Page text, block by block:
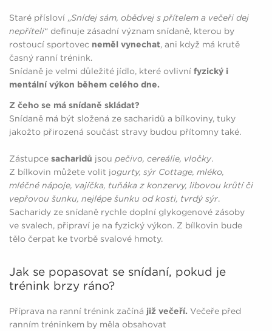
Staré přísloví „Snídej sám, obědvej s přítelem a večeři dej
nepříteli“ definuje zásadní význam snídaně, kterou by
rostoucí sportovec neměl vynechat, ani když má krutě
časný ranní trénink.
Snídaně je velmi důležité jídlo, které ovlivní fyzický i
mentální výkon během celého dne.
Z čeho se má snídaně skládat?
Snídaně má být složená ze sacharidů a bílkoviny, tuky
jakožto přirozená součást stravy budou přítomny také.
Zástupce sacharidů jsou pečivo, cereálie, vločky.
Z bílkovin můžete volit jogurty, sýr Cottage, mléko,
mléčné nápoje, vajíčka, tuňáka z konzervy, libovou krůtí či
vepřovou šunku, nejlépe šunku od kosti, tvrdý sýr.
Sacharidy ze snídaně rychle doplní glykogenové zásoby
ve svalech, připraví je na fyzický výkon. Z bílkovin bude
tělo čerpat ke tvorbě svalové hmoty.
Jak se popasovat se snídaní, pokud je
trénink brzy ráno?
Příprava na ranní trénink začíná již večeří. Večeře před
ranním tréninkem by měla obsahovat